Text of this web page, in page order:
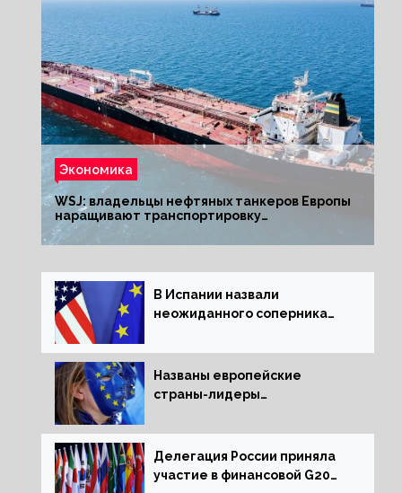
Экономика
WSJ: владельцы нефтяных танкеров Европы
наращивают транспортировку
из РФ до санкций
В Испании назвали
неожиданного соперника
Названы европейские
страны-лидеры
активов
Делегация России приняла
участие в финансовой G20